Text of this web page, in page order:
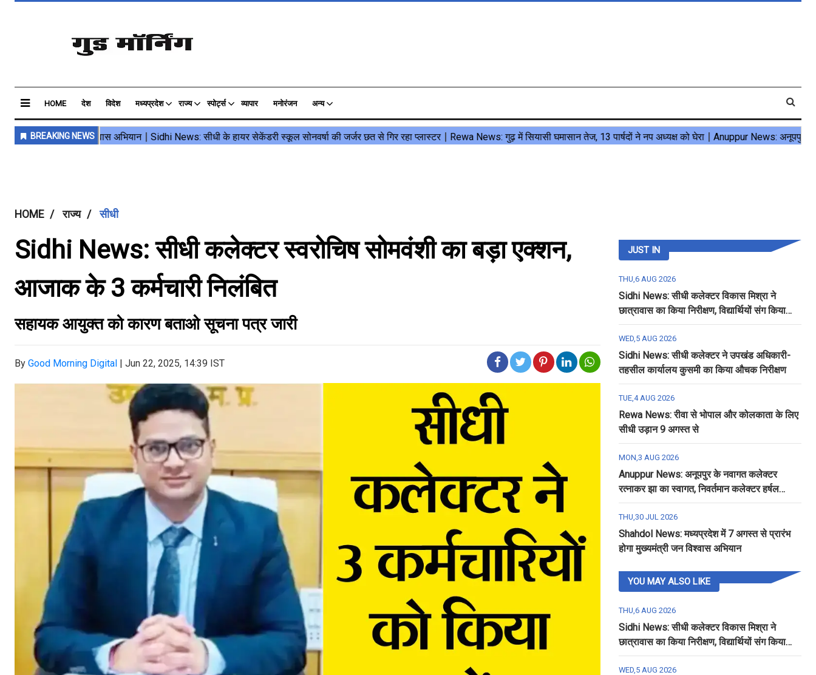
HOME देश विदेश मध्यप्रदेश राज्य स्पोर्ट्स व्यापार मनोरंजन अन्य
HOME राज्य सीधी
Sidhi News: सीधी कलेक्टर स्वरोचिष सोमवंशी का बड़ा एक्शन,
आजाक के 3 कर्मचारी निलंबित
सहायक आयुक्त को कारण बताओ सूचना पत्र जारी
By Good Morning Digital | Jun 22, 2025, 14:39 IST
JUST IN
THU,6 AUG 2026
Sidhi News: सीधी कलेक्टर विकास मिश्रा ने
छात्रावास का किया निरीक्षण, विद्यार्थियों संग किया
रात्रि भोजन
WED,5 AUG 2026
Sidhi News: सीधी कलेक्टर ने उपखंड अधिकारी-
तहसील कार्यालय कुसमी का किया औचक निरीक्षण
TUE,4 AUG 2026
Rewa News: रीवा से भोपाल और कोलकाता के लिए
सीधी उड़ान 9 अगस्त से
MON,3 AUG 2026
Anuppur News: अनूपपुर के नवागत कलेक्टर
रत्नाकर झा का स्वागत, निवर्तमान कलेक्टर हर्षल
पंचोली को दी गई विदाई
THU,30 JUL 2026
Shahdol News: मध्यप्रदेश में 7 अगस्त से प्रारंभ
होगा मुख्यमंत्री जन विश्वास अभियान
YOU MAY ALSO LIKE
THU,6 AUG 2026
Sidhi News: सीधी कलेक्टर विकास मिश्रा ने
छात्रावास का किया निरीक्षण, विद्यार्थियों संग किया
रात्रि भोजन
WED,5 AUG 2026